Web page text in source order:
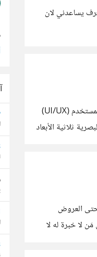
يعرف يساعدني لان
مرحباً جميعاً في مجتمع حسوب الرقمي، أود اليوم أن أشارككم تجربتي الاحترافية ورؤيتي في تصميم واجهات المستخدم (UI/UX)
على دمج الأبعاد البصرية ثلاثية الأبعاد
حتى العروض
لا خبرة له لا